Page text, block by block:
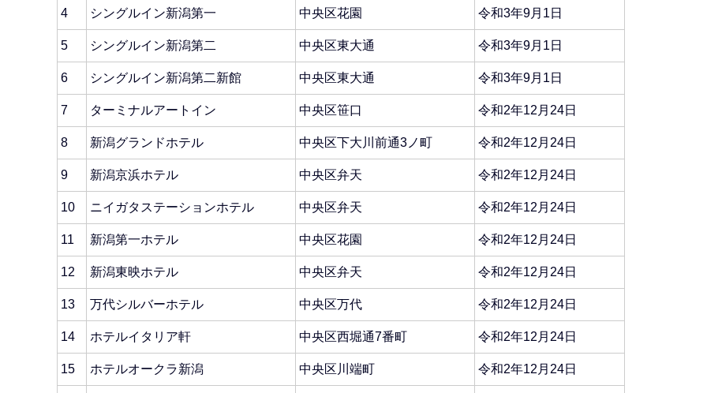
4 シングルイン新潟第一 中央区花園 令和3年9月1日
5 シングルイン新潟第二 中央区東大通 令和3年9月1日
6 シングルイン新潟第二新館 中央区東大通 令和3年9月1日
7 ターミナルアートイン 中央区笹口 令和2年12月24日
8 新潟グランドホテル 中央区下大川前通3ノ町 令和2年12月24日
9 新潟京浜ホテル 中央区弁天 令和2年12月24日
10 ニイガタステーションホテル 中央区弁天 令和2年12月24日
11 新潟第一ホテル 中央区花園 令和2年12月24日
12 新潟東映ホテル 中央区弁天 令和2年12月24日
13 万代シルバーホテル 中央区万代 令和2年12月24日
14 ホテルイタリア軒 中央区西堀通7番町 令和2年12月24日
15 ホテルオークラ新潟 中央区川端町 令和2年12月24日